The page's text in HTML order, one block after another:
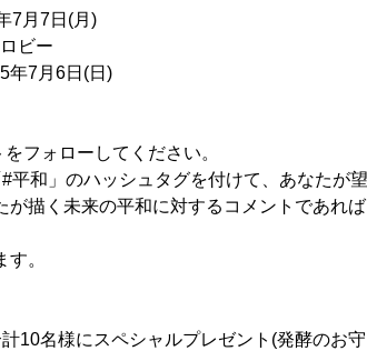
月7日(月)
ー
年7月6日(日)
フォローしてください。
平和」のハッシュタグを付けて、あなたが
描く未来の平和に対するコメントであれば
。
10名様にスペシャルプレゼント(発酵のお守